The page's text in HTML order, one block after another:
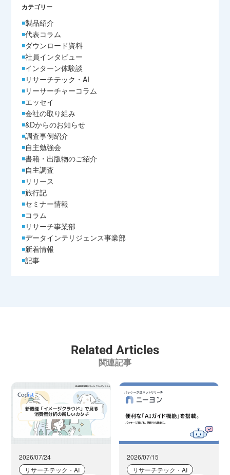
カテゴリー
製品紹介
代表コラム
ダウンロード資料
社員インタビュー
インターン体験談
リサーチテック・AI
リーサーチャーコラム
エッセイ
会社の取り組み
&Dからのお知らせ
調査事例紹介
自主勉強会
書籍・出版物のご紹介
自主調査
リリース
旅行記
セミナー情報
コラム
リサーチ事業部
データインテリジェンス事業部
新着情報
記事
Related Articles
関連記事
2026/07/24
リサーチテック・AI
2026/07/15
リサーチテック・AI